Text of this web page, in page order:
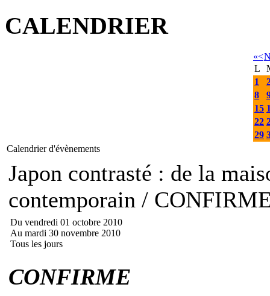
CALENDRIER
«<
L
1
8
15
22
29
Calendrier d'évènements
Japon contrasté : de la
contemporain /
Du vendredi 01 octobre 2010
Au mardi 30 novembre 2010
Tous les jours
CONFIRME